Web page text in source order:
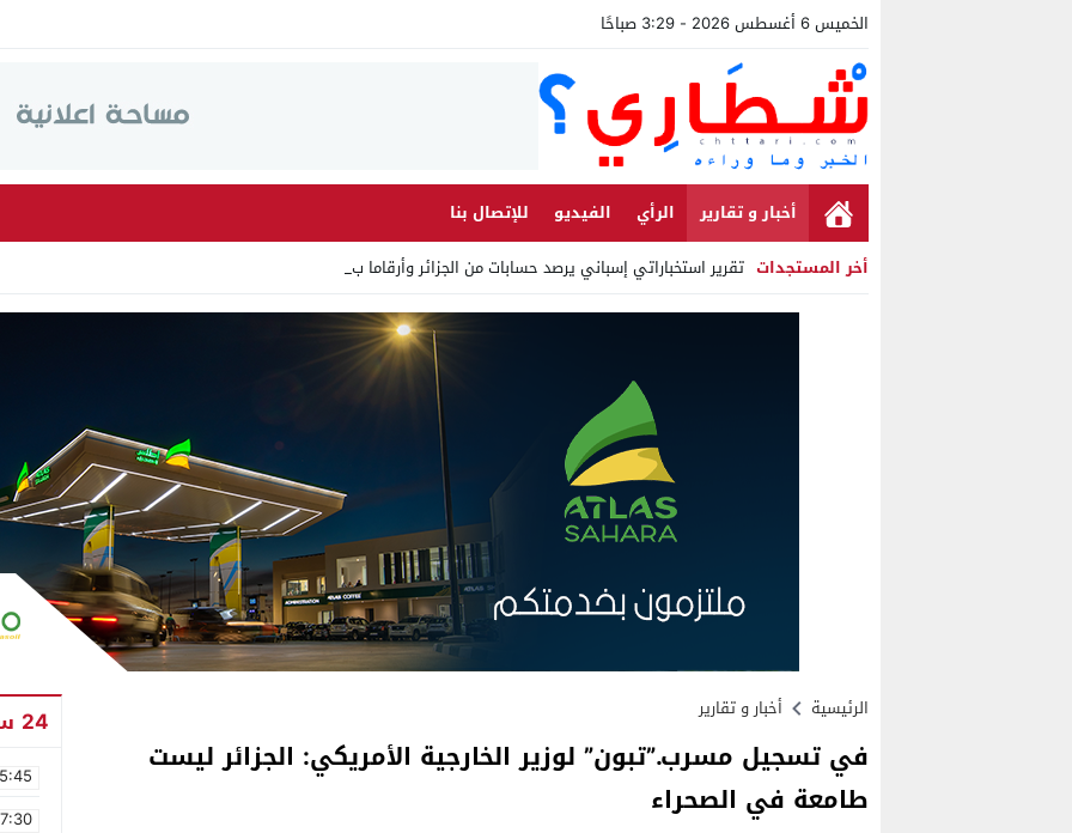
الخميس 6 أغسطس 2026 - 3:29 صباحًا
أخبار و تقارير الرأي الفيديو
للإتصال بنا
أخر المستجدات تقرير استخباراتي إسباني يرصد حسابات من الجزائر وأرقاما بـ”213+” ضم_
Stop
الرئيسية أخبار و تقارير
في تسجيل مسرب.”تبون” لوزير الخارجية الأمريكي: الجزائر ليست
طامعة في الصحراء
24 ساعة